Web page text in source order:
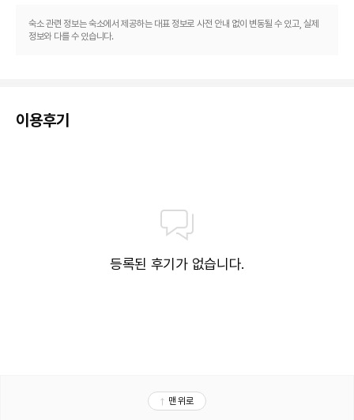
숙소 관련 정보는 숙소에서 제공하는 대표 정보로 사전 안내 없이 변동될 수 있고, 실제
정보와 다를 수 있습니다.
이용후기
등록된 후기가 없습니다.